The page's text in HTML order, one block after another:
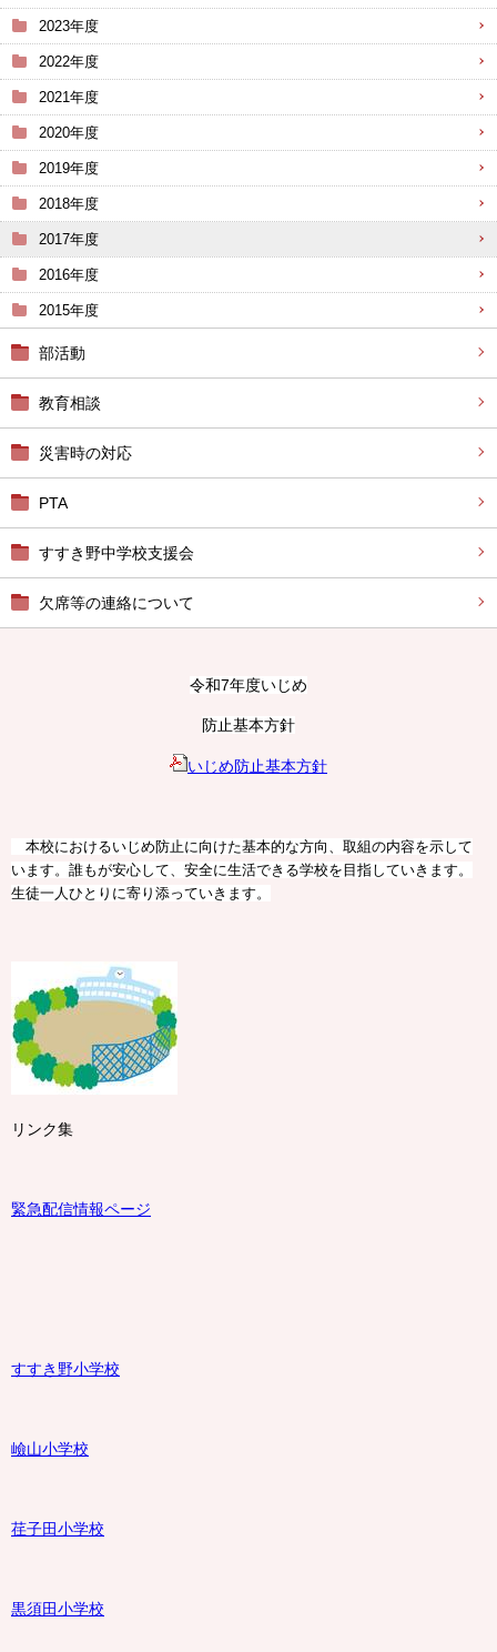
2023年度
2022年度
2021年度
2020年度
2019年度
2018年度
2017年度
2016年度
2015年度
部活動
教育相談
災害時の対応
PTA
すすき野中学校支援会
欠席等の連絡について
令和7年度いじめ
防止基本方針
いじめ防止基本方針
本校におけるいじめ防止に向けた基本的な方向、取組の内容を示して
います。誰もが安心して、安全に生活できる学校を目指していきます。
生徒一人ひとりに寄り添っていきます。
リンク集
緊急配信情報ページ
すすき野小学校
嶮山小学校
荏子田小学校
黒須田小学校